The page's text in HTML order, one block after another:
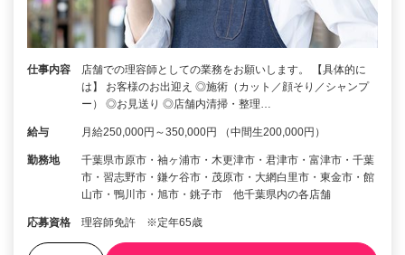
仕事内容
店舗での理容師としての業務をお願いします。 【具体的に
は】 お客様のお出迎え ◎施術（カット／顔そり／シャンプ
ー） ◎お見送り ◎店舗内清掃・整理…
給与 月給250,000円～350,000円 （中間生200,000円）
勤務地
千葉県市原市・袖ヶ浦市・木更津市・君津市・富津市・千葉
市・習志野市・鎌ケ谷市・茂原市・大網白里市・東金市・館
山市・鴨川市・旭市・銚子市 他千葉県内の各店舗
応募資格 理容師免許 ※定年65歳